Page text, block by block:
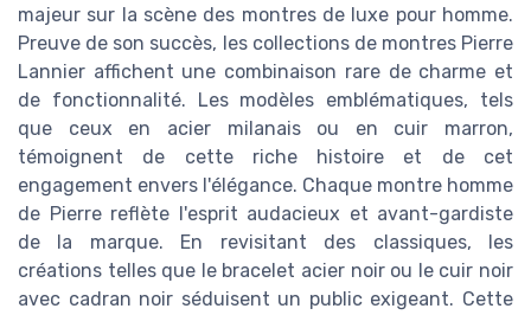
majeur sur la scène des montres de luxe pour homme.
Preuve de son succès, les collections de montres Pierre
Lannier affichent une combinaison rare de charme et
de fonctionnalité. Les modèles emblématiques, tels
que ceux en acier milanais ou en cuir marron,
témoignent de cette riche histoire et de cet
engagement envers l'élégance. Chaque montre homme
de Pierre reflète l'esprit audacieux et avant-gardiste
de la marque. En revisitant des classiques, les
créations telles que le bracelet acier noir ou le cuir noir
avec cadran noir séduisent un public exigeant. Cette